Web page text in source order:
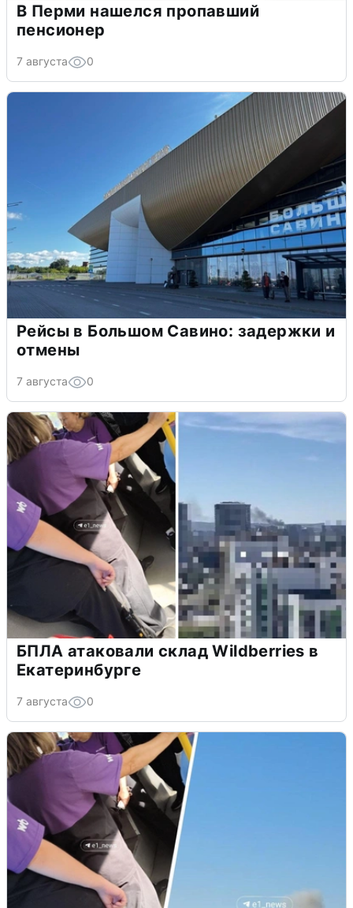
В Перми нашелся пропавший
пенсионер
7 августа 0
Рейсы в Большом Савино: задержки и
отмены
7 августа 0
БПЛА атаковали склад Wildberries в
Екатеринбурге
7 августа 0